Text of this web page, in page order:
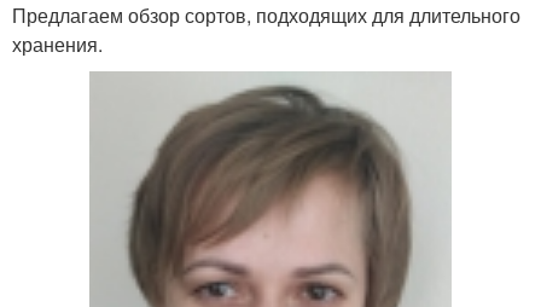
Предлагаем обзор сортов, подходящих для длительного
хранения.